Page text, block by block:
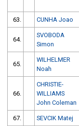
63. CUNHA Joao
64.
SVOBODA
Simon
65.
WILHELMER
Noah
66.
CHRISTIE-
WILLIAMS
John Coleman
67. SEVCIK Matej